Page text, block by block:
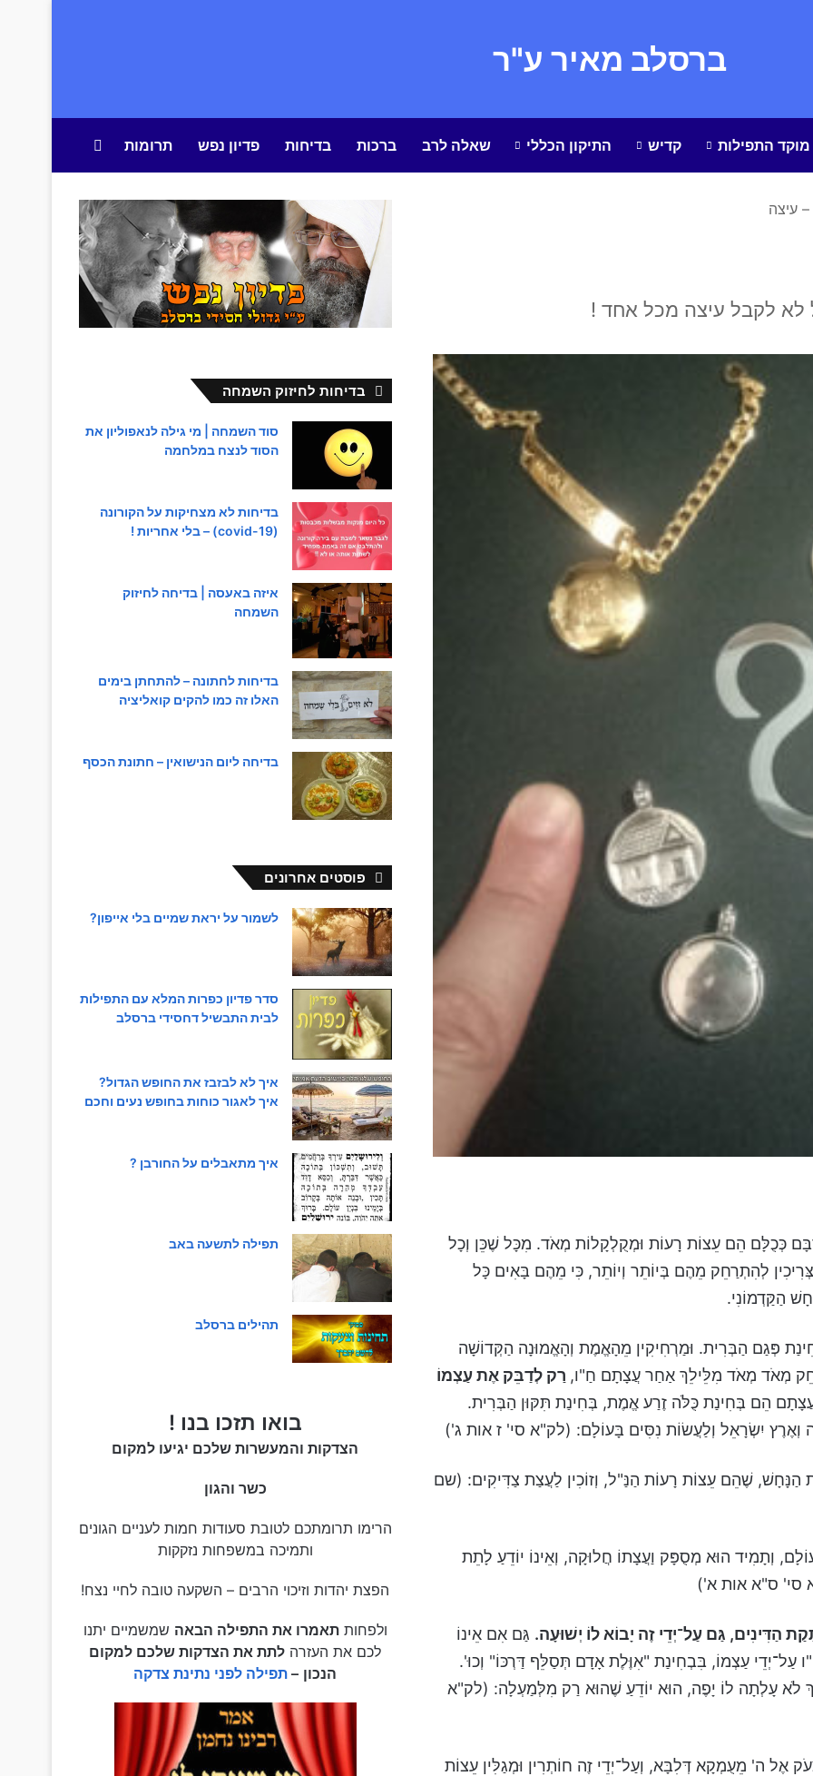
ברסלב מאיר ע"ר
מוקד התפילות קדיש התיקון הכללי שאלה לרב ברכות בדיחות פדיון נפש תרומות
– עיצה
לא לקבל עיצה מכל אחד !
כְּכֻלָּם הֵם עֵצוֹת רָעוֹת וּמְקֻלְקָלוֹת מְאֹד. מִכָּל שֶׁכֵּן וְכָל
לְהִתְרַחֵק מֵהֶם בְּיוֹתֵר וְיוֹתֵר, כִּי מֵהֶם בָּאִים כָּל
הַקַּדְמוֹנִי.
פְּגַם הַבְּרִית. וּמַרְחִיקִין מֵהָאֱמֶת וְהָאֱמוּנָה הַקְּדוֹשָׁה
מְאֹד מְאֹד מִלֵּילֵךְ אַחַר עֲצָתָם חַ"ו, רַק לְדַבֵּק אֶת עַצְמוֹ
הֵם בְּחִינַת כֻּלֹּה זֶרַע אֱמֶת, בְּחִינַת תִּקּוּן הַבְּרִית.
וְאֶרֶץ יִשְׂרָאֵל וְלַעֲשׂוֹת נִסִּים בָּעוֹלָם: (לק"א סי' ז אות ג')
הַנָּחָשׁ, שֶׁהֵם עֵצוֹת רָעוֹת הַנַּ"ל, וְזוֹכִין לַעֲצַת צַדִּיקִים: (שם
וְתָמִיד הוּא מְסֻפָּק וַעֲצָתוֹ חֲלוּקָה, וְאֵינוֹ יוֹדֵעַ לָתֵת
סי' ס"א אות א')
גַּם עַל־יְדֵי זֶה יָבוֹא לוֹ יְשׁוּעָה. גַּם אִם אֵינוֹ
עַצְמוֹ, בִּבְחִינַת "אִוֶּלֶת אָדָם תְּסַלֵּף דַּרְכּוֹ" וְכוּ'.
עָלְתָה לוֹ יָפֶה, הוּא יוֹדֵעַ שֶׁהוּא רַק מִלְּמַעְלָה: (לק"א
אֶל ה' מֵעֻמְקָא דְּלִבָּא, וְעַל־יְדֵי זֶה חוֹתְרִין וּמְגַלִּין עֵצוֹת
בדיחות לחיזוק השמחה
סוד השמחה | מי גילה לנאפוליון את
הסוד לנצח במלחמה
בדיחות לא מצחיקות על הקורונה
(covid-19) – בלי אחריות !
איזה באעסה | בדיחה לחיזוק
השמחה
בדיחות לחתונה – להתחתן בימים
האלו זה כמו להקים קואליציה
בדיחה ליום הנישואין – חתונת הכסף
פוסטים אחרונים
לשמור על יראת שמיים בלי אייפון?
סדר פדיון כפרות המלא עם התפילות
לבית התבשיל דחסידי ברסלב
איך לא לבזבז את החופש הגדול?
איך לאגור כוחות בחופש נעים וחכם
איך מתאבלים על החורבן ?
תפילה לתשעה באב
תהילים ברסלב
בואו תזכו בנו !
הצדקות והמעשרות שלכם יגיעו למקום
כשר והגון
הרימו תרומתכם לטובת סעודות חמות לעניים הגונים
ותמיכה במשפחות נזקקות
הפצת יהדות וזיכוי הרבים – השקעה טובה לחיי נצח!
ולפחותתאמרו את התפילה הבאה שמשמיים יתנו
לכם את העזרה לתת את הצדקות שלכם למקום
הנכון – תפילה לפני נתינת צדקה